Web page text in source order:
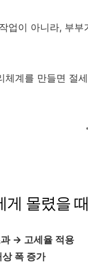
업이 아니라, 부부
체계를 만들면 절
게 몰렸을
과 → 고세율 적용
폭 증가